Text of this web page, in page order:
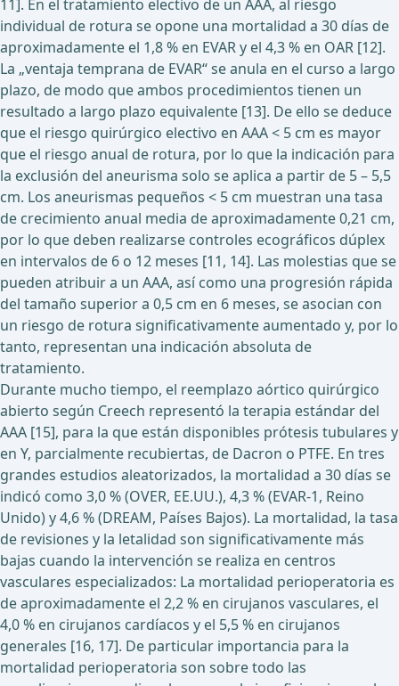
11]. En el tratamiento electivo de un AAA, al riesgo
individual de rotura se opone una mortalidad a 30 días de
aproximadamente el 1,8 % en EVAR y el 4,3 % en OAR [12].
La „ventaja temprana de EVAR“ se anula en el curso a largo
plazo, de modo que ambos procedimientos tienen un
resultado a largo plazo equivalente [13]. De ello se deduce
que el riesgo quirúrgico electivo en AAA < 5 cm es mayor
que el riesgo anual de rotura, por lo que la indicación para
la exclusión del aneurisma solo se aplica a partir de 5 – 5,5
cm. Los aneurismas pequeños < 5 cm muestran una tasa
de crecimiento anual media de aproximadamente 0,21 cm,
por lo que deben realizarse controles ecográficos dúplex
en intervalos de 6 o 12 meses [11, 14]. Las molestias que se
pueden atribuir a un AAA, así como una progresión rápida
del tamaño superior a 0,5 cm en 6 meses, se asocian con
un riesgo de rotura significativamente aumentado y, por lo
tanto, representan una indicación absoluta de
tratamiento.
Durante mucho tiempo, el reemplazo aórtico quirúrgico
abierto según Creech representó la terapia estándar del
AAA [15], para la que están disponibles prótesis tubulares y
en Y, parcialmente recubiertas, de Dacron o PTFE. En tres
grandes estudios aleatorizados, la mortalidad a 30 días se
indicó como 3,0 % (OVER, EE.UU.), 4,3 % (EVAR-1, Reino
Unido) y 4,6 % (DREAM, Países Bajos). La mortalidad, la tasa
de revisiones y la letalidad son significativamente más
bajas cuando la intervención se realiza en centros
vasculares especializados: La mortalidad perioperatoria es
de aproximadamente el 2,2 % en cirujanos vasculares, el
4,0 % en cirujanos cardíacos y el 5,5 % en cirujanos
generales [16, 17]. De particular importancia para la
mortalidad perioperatoria son sobre todo las